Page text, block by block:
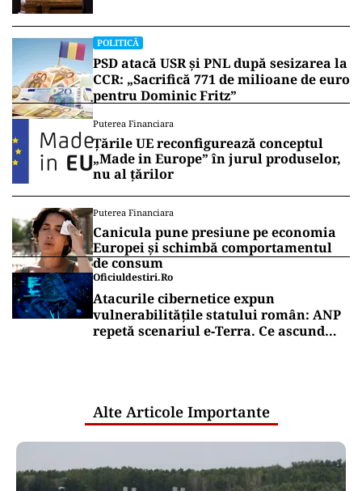
POLITICĂ
PSD atacă USR și PNL după sesizarea la
CCR: „Sacrifică 771 de milioane de euro
pentru Dominic Fritz”
Puterea Financiara
Țările UE reconfigurează conceptul
„Made in Europe” în jurul produselor,
nu al țărilor
Puterea Financiara
Canicula pune presiune pe economia
Europei și schimbă comportamentul
de consum
Oficiuldestiri.ro
Atacurile cibernetice expun
vulnerabilitățile statului român: ANP
repetă scenariul e‑Terra. Ce ascund
Alte Articole Importante